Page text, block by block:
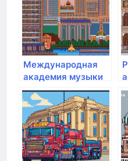
Международная
академия музыки
Елены Образцовой